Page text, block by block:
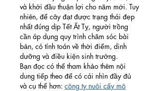
và khởi đầu thuận lợi cho năm mới. Tuy
nhiên, để cây đạt được trạng thái đẹp
nhất đúng dịp Tết Ất Tỵ, người trồng
cần áp dụng quy trình chăm sóc bài
bản, có tính toán về thời điểm, dinh
dưỡng và điều kiện sinh trưởng.
Bạn đọc có thể tham khảo thêm nội
dung tiếp theo để có cái nhìn đầy đủ
và cụ thể hơn: công ty nuôi cấy mô